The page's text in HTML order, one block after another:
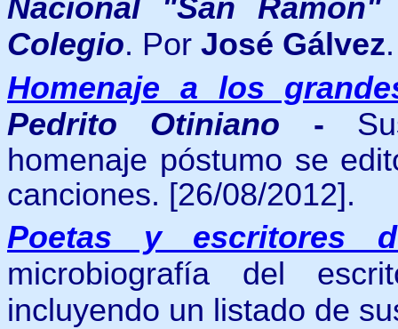
Nacional "San
Colegio. Por José Gálvez
Homenaje a los
Pedrito Otiniano -
homenaje póstumo se
canciones. [26/08/2012].
Poetas y escritores
microbiografía del
incluyendo un listado de